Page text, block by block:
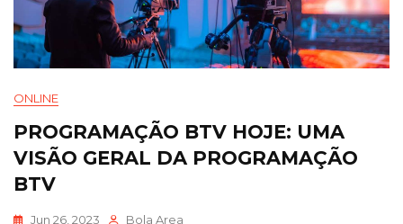
ONLINE
PROGRAMAÇÃO BTV HOJE: UMA
VISÃO GERAL DA PROGRAMAÇÃO
BTV
Jun 26, 2023 Bola Area